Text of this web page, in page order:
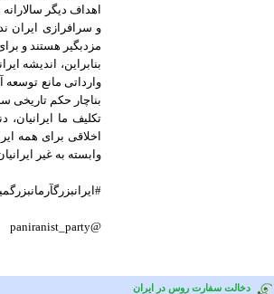
اهداف دیگر
و سرافرازی ایران
مزدبگیر هستند و
بنابراین، اندیشه
وارداتی مانع
بناچار حکم
تکلیف ما
اخلاقی برای همه
وابسته به غیر
@paniranist_party
دخالت سفارت روس در ایران